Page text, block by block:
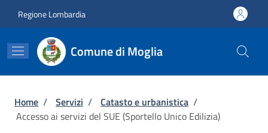
Regione Lombardia
Comune di Moglia
Briciole di pane
Home / Servizi / Catasto e urbanistica /
Accesso ai servizi del SUE (Sportello Unico Edilizia)